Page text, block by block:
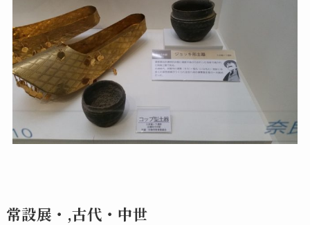
常設展・,古代・中世